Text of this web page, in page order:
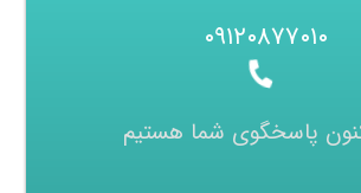
۰۹۱۲۰۸۷۷۰۱۰
پاسخگوی شما هستیم